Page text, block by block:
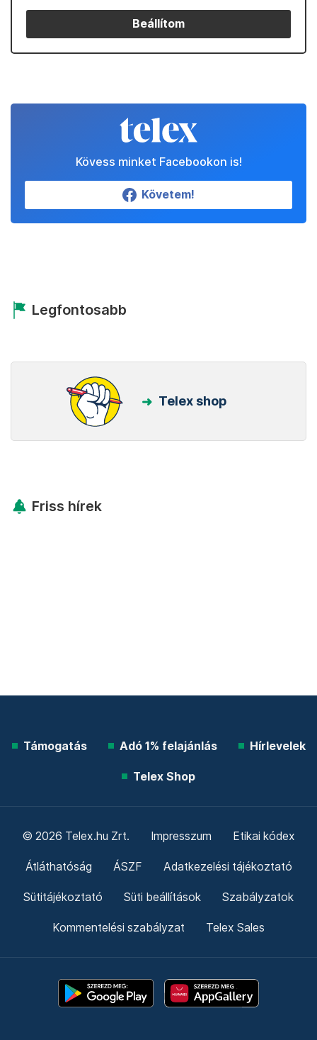
Beállítom
Kövess minket Facebookon is!
Követem!
Legfontosabb
Telex shop
Friss hírek
Támogatás Adó 1% felajánlás Hírlevelek
Telex Shop
© 2026 Telex.hu Zrt. Impresszum Etikai kódex
Átláthatóság ÁSZF Adatkezelési tájékoztató
Sütitájékoztató Süti beállítások Szabályzatok
Kommentelési szabályzat Telex Sales